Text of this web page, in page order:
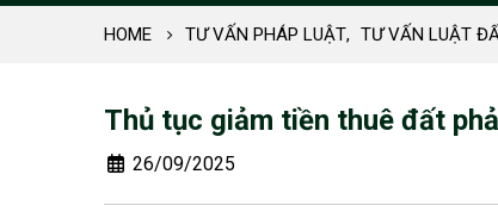
HOME TƯ VẤN PHÁP LUẬT, TƯ VẤN LUẬT
Thủ tục giảm tiền thuê đất
26/09/2025